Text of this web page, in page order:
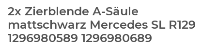
2x Zierblende A-Säule
mattschwarz Mercedes SL R129
1296980589 1296980689